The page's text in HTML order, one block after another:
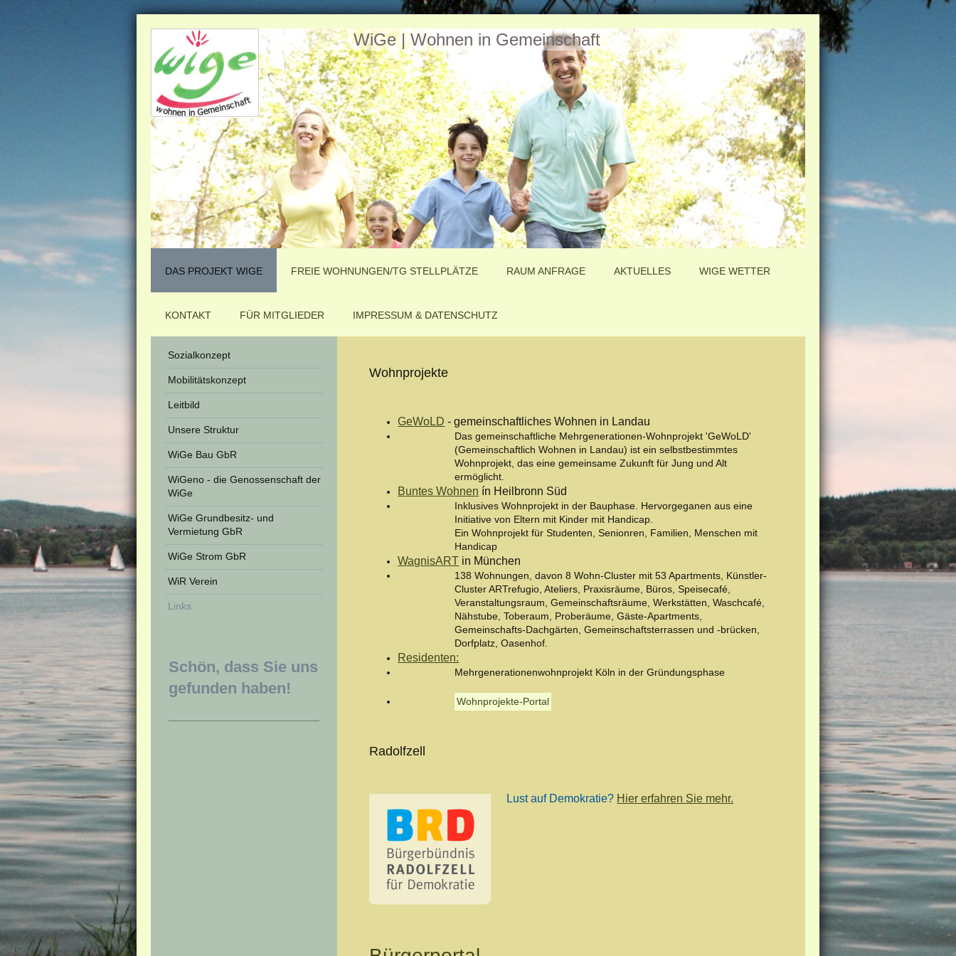
WiGe | Wohnen in Gemeinschaft
DAS PROJEKT WIGE FREIE WOHNUNGEN/TG STELLPLÄTZE RAUM ANFRAGE AKTUELLES WIGE WETTER
KONTAKT FÜR MITGLIEDER IMPRESSUM & DATENSCHUTZ
Wohnprojekte
GeWoLD - gemeinschaftliches Wohnen in Landau
Das gemeinschaftliche Mehrgenerationen-Wohnprojekt 'GeWoLD'
(Gemeinschaftlich Wohnen in Landau) ist ein selbstbestimmtes
Wohnprojekt, das eine gemeinsame Zukunft für Jung und Alt
ermöglicht.
Buntes Wohnen ín Heilbronn Süd
Inklusives Wohnprojekt in der Bauphase. Hervorgeganen aus eine
Initiative von Eltern mit Kinder mit Handicap.
Ein Wohnprojekt für Studenten, Senionren, Familien, Menschen mit
Handicap
WagnisART in München
138 Wohnungen, davon 8 Wohn-Cluster mit 53 Apartments, Künstler-
Cluster ARTrefugio, Ateliers, Praxisräume, Büros, Speisecafé,
Veranstaltungsraum, Gemeinschaftsräume, Werkstätten, Waschcafé,
Nähstube, Toberaum, Proberäume, Gäste-Apartments,
Gemeinschafts-Dachgärten, Gemeinschaftsterrassen und -brücken,
Dorfplatz, Oasenhof.
Residenten:
Mehrgenerationenwohnprojekt Köln in der Gründungsphase
Wohnprojekte-Portal
Radolfzell
Lust auf Demokratie? Hier erfahren Sie mehr.
Sozialkonzept
Mobilitätskonzept
Leitbild
Unsere Struktur
WiGe Bau GbR
WiGeno - die Genossenschaft der
WiGe
WiGe Grundbesitz- und
Vermietung GbR
WiGe Strom GbR
WiR Verein
Links
Schön, dass Sie uns
gefunden haben!